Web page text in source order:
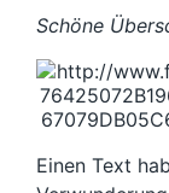
Schöne
Einen Text